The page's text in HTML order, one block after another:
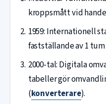
kroppsmått vid
1959: Internationell
fastställande av 1 tum
2000-tal: Digitala
tabeller gör
(konverterare).